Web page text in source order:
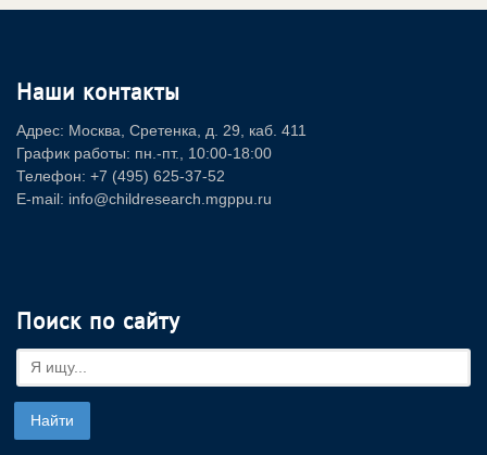
Наши контакты
Адрес: Москва, Сретенка, д. 29, каб. 411
График работы: пн.-пт., 10:00-18:00
Телефон: +7 (495) 625-37-52
E-mail: info@childresearch.mgppu.ru
Поиск по сайту